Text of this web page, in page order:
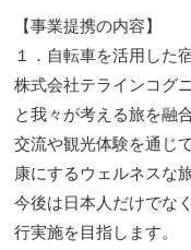
【事業提携の内容】
１．自転車を活用した
株式会社テラインコグ
と我々が考える旅を融
交流や観光体験を通じ
康にするウェルネスな
今後は日本人だけでな
行実施を目指します。